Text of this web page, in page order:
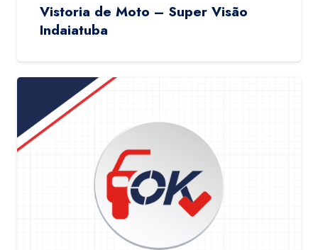
Vistoria de Moto – Super Visão
Indaiatuba